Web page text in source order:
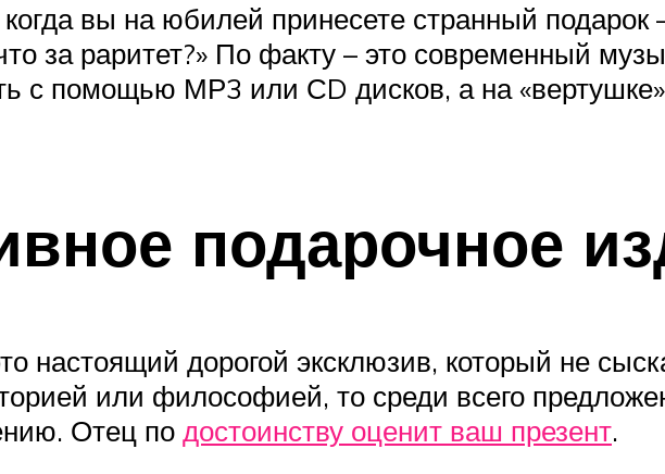
вы на юбилей принесете странный
за раритет?» По факту – это современный
с помощью МР3 или СD дисков, а на
подарочное
настоящий дорогой эксклюзив, который не
или философией, то среди всего
Отец по достоинству оценит ваш презент.